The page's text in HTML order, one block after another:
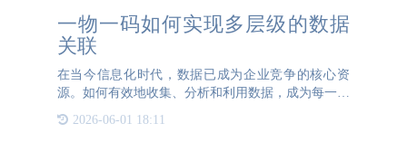
一物一码如何实现多层级的数据
关联
在当今信息化时代，数据已成为企业竞争的核心资
源。如何有效地收集、分析和利用数据，成为每一个
中，一物一码技术无疑是一把解开多层级数据关联谜
2026-06-01 18:11